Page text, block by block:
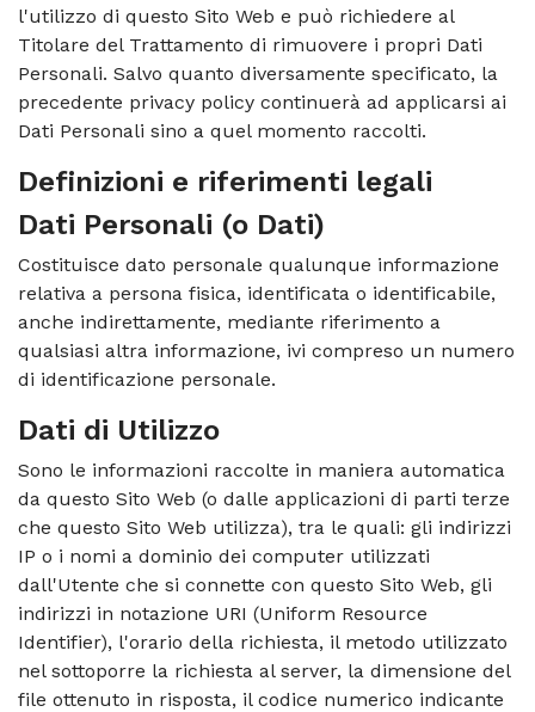
l'utilizzo di questo Sito Web e può richiedere al
Titolare del Trattamento di rimuovere i propri Dati
Personali. Salvo quanto diversamente specificato, la
precedente privacy policy continuerà ad applicarsi ai
Dati Personali sino a quel momento raccolti.
Definizioni e riferimenti legali
Dati Personali (o Dati)
Costituisce dato personale qualunque informazione
relativa a persona fisica, identificata o identificabile,
anche indirettamente, mediante riferimento a
qualsiasi altra informazione, ivi compreso un numero
di identificazione personale.
Dati di Utilizzo
Sono le informazioni raccolte in maniera automatica
da questo Sito Web (o dalle applicazioni di parti terze
che questo Sito Web utilizza), tra le quali: gli indirizzi
IP o i nomi a dominio dei computer utilizzati
dall'Utente che si connette con questo Sito Web, gli
indirizzi in notazione URI (Uniform Resource
Identifier), l'orario della richiesta, il metodo utilizzato
nel sottoporre la richiesta al server, la dimensione del
file ottenuto in risposta, il codice numerico indicante